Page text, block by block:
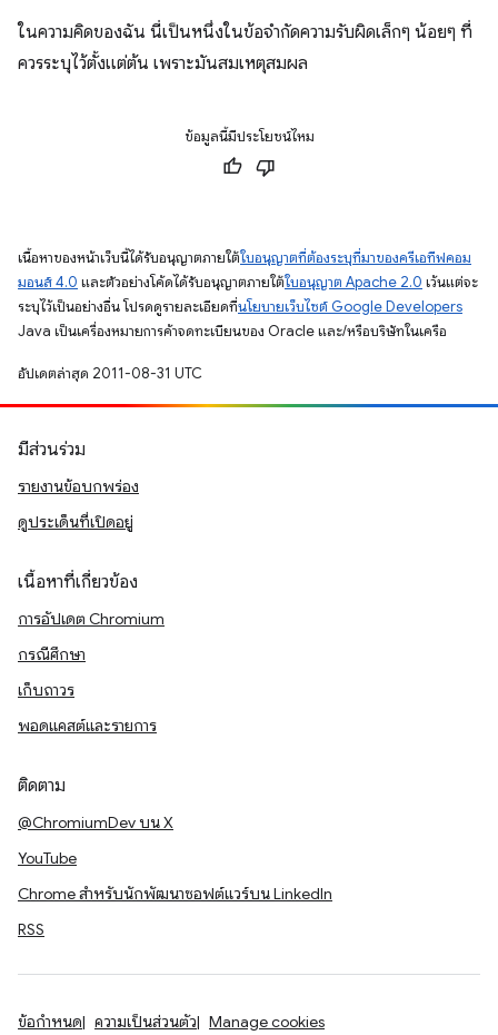
ในความคิดของฉัน นี่เป็นหนึ่งในข้อจำกัดความรับผิดเล็กๆ น้อยๆ ที่
ควรระบุไว้ตั้งแต่ต้น เพราะมันสมเหตุสมผล
ข้อมูลนี้มีประโยชน์ไหม
เนื้อหาของหน้าเว็บนี้ได้รับอนุญาตภายใต้ใบอนุญาตที่ต้องระบุที่มาของครีเอทีฟคอม
มอนส์ 4.0 และตัวอย่างโค้ดได้รับอนุญาตภายใต้ใบอนุญาต Apache 2.0 เว้นแต่จะ
ระบุไว้เป็นอย่างอื่น โปรดดูรายละเอียดที่นโยบายเว็บไซต์ Google Developers
Java เป็นเครื่องหมายการค้าจดทะเบียนของ Oracle และ/หรือบริษัทในเครือ
อัปเดตล่าสุด 2011-08-31 UTC
มีส่วนร่วม
รายงานข้อบกพร่อง
ดูประเด็นที่เปิดอยู่
เนื้อหาที่เกี่ยวข้อง
การอัปเดต Chromium
กรณีศึกษา
เก็บถาวร
พอดแคสต์และรายการ
ติดตาม
@ChromiumDev บน X
YouTube
Chrome สำหรับนักพัฒนาซอฟต์แวร์บน LinkedIn
RSS
ข้อกำหนด ความเป็นส่วนตัว Manage cookies